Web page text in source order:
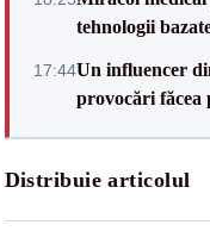
tehnologii
17:44Un influencer
provocări făcea
Distribuie articolul